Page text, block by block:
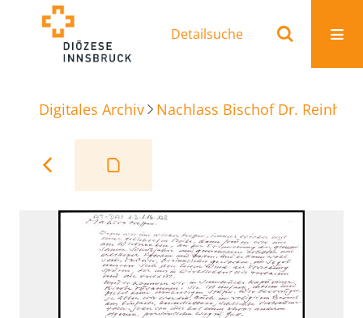
Detailsuche
Digitales Archiv Nachlass Bischof Dr.